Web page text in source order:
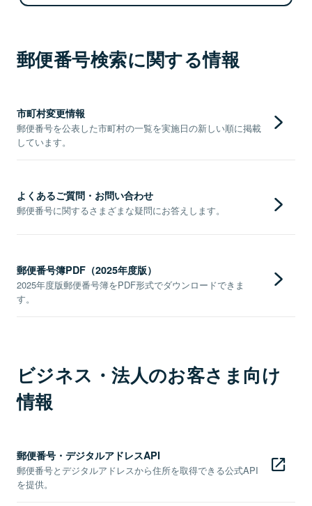
郵便番号検索に関する情報
市町村変更情報
郵便番号を公表した市町村の一覧を実施日の新しい順に掲載
しています。
よくあるご質問・お問い合わせ
郵便番号に関するさまざまな疑問にお答えします。
郵便番号簿PDF（2025年度版）
2025年度版郵便番号簿をPDF形式でダウンロードできま
す。
ビジネス・法人のお客さま向け
情報
郵便番号・デジタルアドレスAPI
郵便番号とデジタルアドレスから住所を取得できる公式API
を提供。